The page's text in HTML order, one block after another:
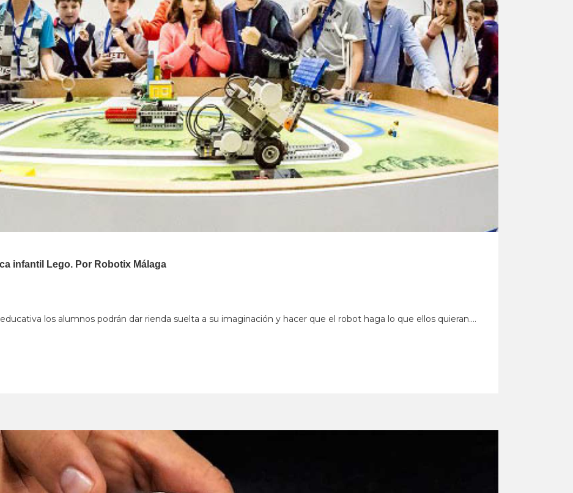
infantil Lego. Por Robotix Málaga
los alumnos podrán dar rienda suelta a su imaginación y hacer que el robot haga lo que ellos quieran....